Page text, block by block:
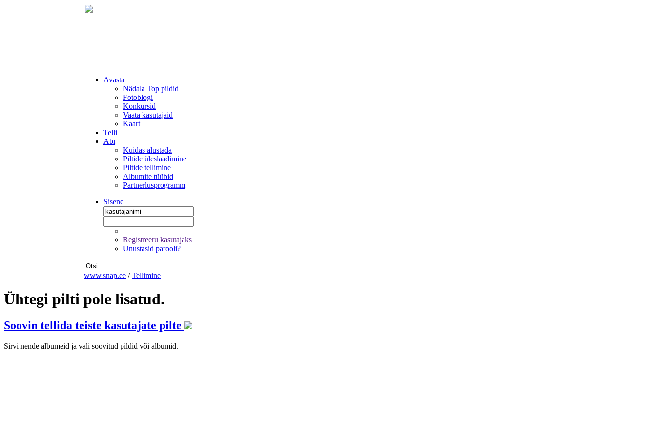
Avasta
Nädala Top pildid
Fotoblogi
Konkursid
Vaata kasutajaid
Kaart
Telli
Abi
Kuidas alustada
Piltide üleslaadimine
Piltide tellimine
Albumite tüübid
Partnerlusprogramm
Sisene
Registreeru kasutajaks
Unustasid parooli?
www.snap.ee / Tellimine
Ühtegi pilti pole lisatud.
Soovin tellida teiste kasutajate pilte
Sirvi nende albumeid ja vali soovitud pildid või albumid.